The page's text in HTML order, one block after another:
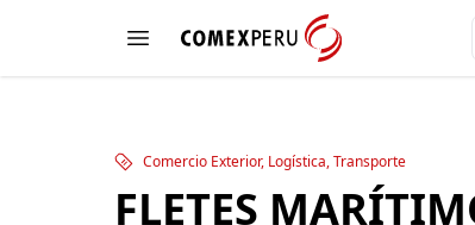
Open menu
ComexPerú
Comercio Exterior, Logística, Transporte
FLETES